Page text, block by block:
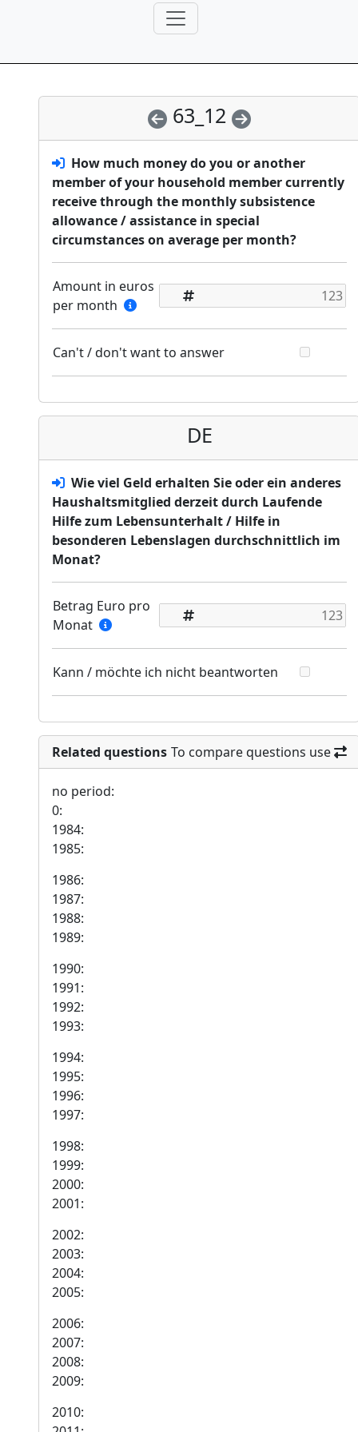
63_12
How much money do you or another
member of your household member currently
receive through the monthly subsistence
allowance / assistance in special
circumstances on average per month?
Amount in euros
per month
Can't / don't want to answer
DE
Wie viel Geld erhalten Sie oder ein anderes
Haushaltsmitglied derzeit durch Laufende
Hilfe zum Lebensunterhalt / Hilfe in
besonderen Lebenslagen durchschnittlich im
Monat?
Betrag Euro pro
Monat
Kann / möchte ich nicht beantworten
Related questions To compare questions use
no period:
0:
1984:
1985:
1986:
1987:
1988:
1989:
1990:
1991:
1992:
1993:
1994:
1995:
1996:
1997:
1998:
1999:
2000:
2001:
2002:
2003:
2004:
2005:
2006:
2007:
2008:
2009:
2010: